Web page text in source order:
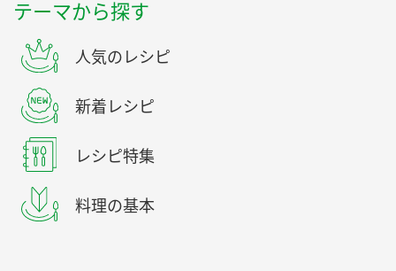
テーマから探す
人気のレシピ
新着レシピ
レシピ特集
料理の基本